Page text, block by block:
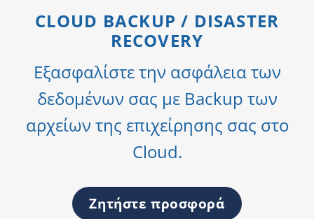
CLOUD BACKUP / DISASTER
RECOVERY
Εξασφαλίστε την ασφάλεια των
δεδομένων σας με Backup των
αρχείων της επιχείρησης σας στο
Cloud.
Ζητήστε προσφορά